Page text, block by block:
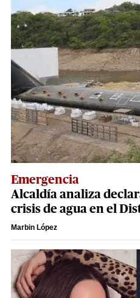
Emergencia
Alcaldía analiza
crisis de agua en el
Marbin López